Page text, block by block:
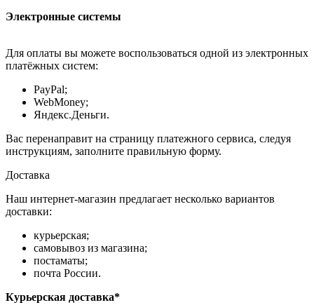
Электронные системы
Для оплаты вы можете воспользоваться одной из электронных
платёжных систем:
PayPal;
WebMoney;
Яндекс.Деньги.
Вас перенаправит на страницу платежного сервиса, следуя
инструкциям, заполните правильную форму.
Доставка
Наш интернет-магазин предлагает несколько вариантов
доставки:
курьерская;
самовывоз из магазина;
постаматы;
почта России.
Курьерская доставка*